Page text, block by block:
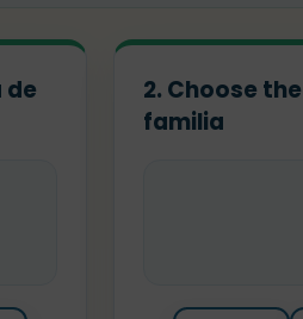
de
2. Choose
familia